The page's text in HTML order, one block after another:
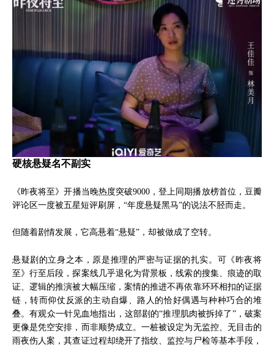
硬核悬疑名不副实
《昨夜将至》开播当晚热度突破9000，登上同期播放榜首位，豆瓣
评论区一度被五星短评刷屏，“年度悬疑黑马”的说法不胫而走。
但随着剧情发展，它高悬着“悬疑”，却被做成了空转。
悬疑剧的立身之本，原是推理的严密与证据的扎实。可《昨夜将
至》行至后段，探案线几乎退化为背景板，线索的搜集、痕迹的取
证、逻辑的推演被大幅压缩，案情的推进不再依靠环环相扣的证据
链，转而仰仗反派的主动自爆、路人的恰好偶遇与种种巧合的堆
叠。有观众一针见血地指出，这部剧的“推理肌肉被拆掉了”，破案
更像是凭空安排，而非顺势成立。一桩被设定为无监控、无目击的
雨夜伤人案，其查证过程却绕开了指纹、监控与尸检等基本手段，